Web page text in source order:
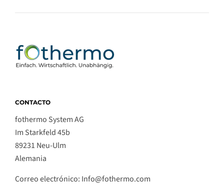
CONTACTO
fothermo System AG
Im Starkfeld 45b
89231 Neu-Ulm
Alemania
Correo electrónico: Info@fothermo.com